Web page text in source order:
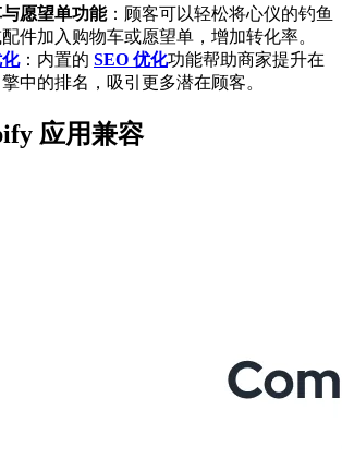
愿望单功能：顾客可以轻松将心仪的钓鱼
件加入购物车或愿望单，增加转化率。
：内置的 SEO 优化功能帮助商家提升在
中的排名，吸引更多潜在顾客。
应用兼容